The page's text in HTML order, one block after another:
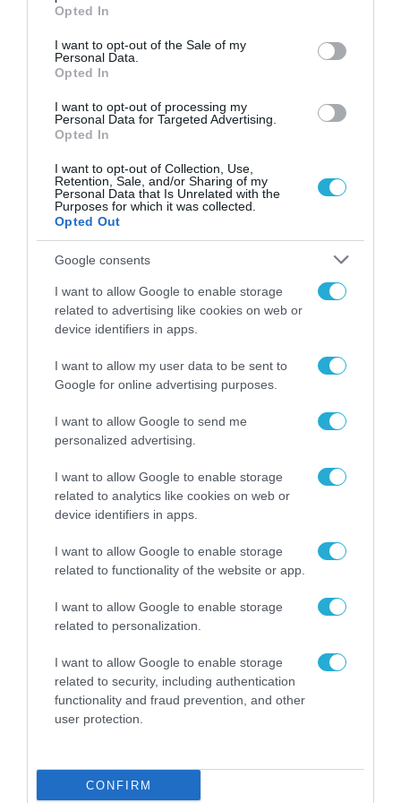
use your data for below specified purposes in below Google
consent section.
Opted In
I want to opt-out of the Sale of my
Personal Data.
Opted In
I want to opt-out of processing my
Personal Data for Targeted Advertising.
Opted In
I want to opt-out of Collection, Use,
Retention, Sale, and/or Sharing of my
Personal Data that Is Unrelated with the
Purposes for which it was collected.
Opted Out
Google consents
I want to allow Google to enable storage
related to advertising like cookies on web or
device identifiers in apps.
I want to allow my user data to be sent to
Google for online advertising purposes.
I want to allow Google to send me
personalized advertising.
I want to allow Google to enable storage
related to analytics like cookies on web or
device identifiers in apps.
I want to allow Google to enable storage
related to functionality of the website or app.
I want to allow Google to enable storage
related to personalization.
I want to allow Google to enable storage
related to security, including authentication
functionality and fraud prevention, and other
user protection.
CONFIRM
Future του ΣΕΠΕ
18.12.2023
ΕΚΔΗΛΩΣΕΙΣ
digital economy forum 2023:
Shaping Greece’s Digital Future,
στο επίκεντρο το ψηφιακό